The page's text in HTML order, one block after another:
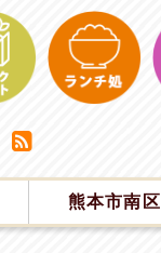
熊本市南区